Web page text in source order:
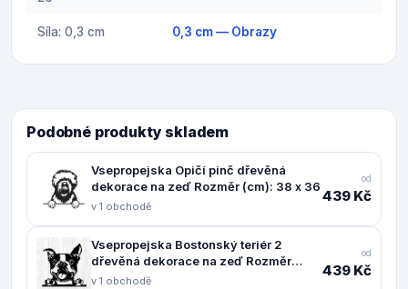
Síla: 0,3 cm 0,3 cm — Obrazy
Podobné produkty skladem
Vsepropejska Opičí pinč dřevěná
dekorace na zeď Rozměr (cm): 38 x 36
v 1 obchodě
od
439 Kč
Vsepropejska Bostonský teriér 2
dřevěná dekorace na zeď Rozměr
(cm): 37 x 38
v 1 obchodě
od
439 Kč